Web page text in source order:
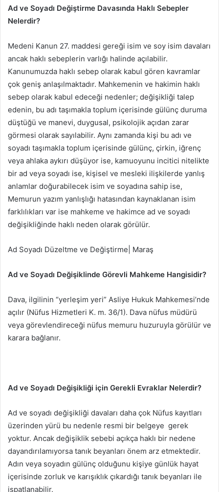
Ad ve Soyadı Değiştirme Davasında Haklı Sebepler
Nelerdir?
Medeni Kanun 27. maddesi gereği isim ve soy isim davaları
ancak haklı sebeplerin varlığı halinde açılabilir.
Kanunumuzda haklı sebep olarak kabul gören kavramlar
çok geniş anlaşılmaktadır. Mahkemenin ve hakimin haklı
sebep olarak kabul edeceği nedenler; değişikliği talep
edenin, bu adı taşımakla toplum içerisinde gülünç duruma
düştüğü ve manevi, duygusal, psikolojik açıdan zarar
görmesi olarak sayılabilir. Aynı zamanda kişi bu adı ve
soyadı taşımakla toplum içerisinde gülünç, çirkin, iğrenç
veya ahlaka aykırı düşüyor ise, kamuoyunu incitici nitelikte
bir ad veya soyadı ise, kişisel ve mesleki ilişkilerde yanlış
anlamlar doğurabilecek isim ve soyadına sahip ise,
Memurun yazım yanlışlığı hatasından kaynaklanan isim
farklılıkları var ise mahkeme ve hakimce ad ve soyadı
değişikliğinde haklı neden olarak görülür.
Ad Soyadı Düzeltme ve Değiştirme| Maraş
Ad ve Soyadı Değişiklinde Görevli Mahkeme Hangisidir?
Dava, ilgilinin “yerleşim yeri” Asliye Hukuk Mahkemesi’nde
açılır (Nüfus Hizmetleri K. m. 36/1). Dava nüfus müdürü
veya görevlendireceği nüfus memuru huzuruyla görülür ve
karara bağlanır.
Ad ve Soyadı Değişikliği için Gerekli Evraklar Nelerdir?
Ad ve soyadı değişikliği davaları daha çok Nüfus kayıtları
üzerinden yürü bu nedenle resmi bir belgeye gerek
yoktur. Ancak değişiklik sebebi açıkça haklı bir nedene
dayandırılamıyorsa tanık beyanları önem arz etmektedir.
Adın veya soyadın gülünç olduğunu kişiye günlük hayat
içerisinde zorluk ve karışıklık çıkardığı tanık beyanları ile
ispatlanabilir.